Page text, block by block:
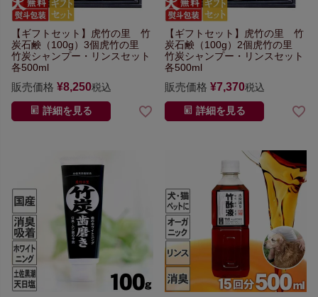
【ギフトセット】
虎竹の里 竹
炭石鹸（100g）3個虎竹の里
竹炭シャンプー・リンスセット
各500ml
販売価格 ¥8,250税込
詳細を見る
【ギフトセット】
虎竹の里 竹
炭石鹸（100g）2個虎竹の里
竹炭シャンプー・リンスセット
各500ml
販売価格 ¥7,370税込
詳細を見る